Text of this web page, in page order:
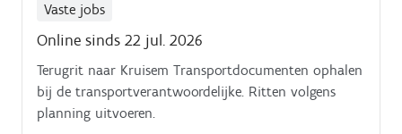
Vaste jobs
Online sinds 22 jul. 2026
Terugrit naar Kruisem Transportdocumenten ophalen
bij de transportverantwoordelijke. Ritten volgens
planning uitvoeren.